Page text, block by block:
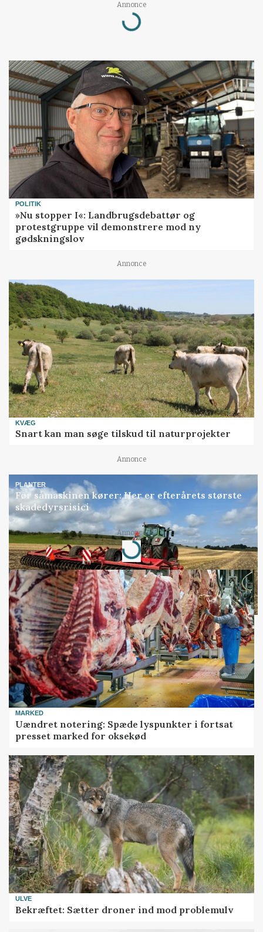
Annonce
Loading...
POLITIK
»Nu stopper I«: Landbrugsdebattør og
protestgruppe vil demonstrere mod ny
gødskningslov
Annonce
KVÆG
Snart kan man søge tilskud til naturprojekter
Annonce
PLANTER
Før såmaskinen kører: Her er efterårets største
skadedyrsrisici
Annonce
Loading...
MARKED
Uændret notering: Spæde lyspunkter i fortsat
presset marked for oksekød
ULVE
Bekræftet: Sætter droner ind mod problemulv